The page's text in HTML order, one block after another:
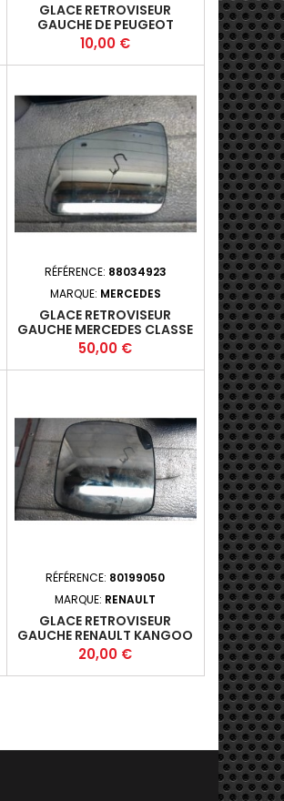
GLACE RETROVISEUR
GAUCHE DE PEUGEOT
PARTNER 1 PHASE 2
Prix
10,00 €
RÉFÉRENCE: 88034923
MARQUE: MERCEDES
GLACE RETROVISEUR
GAUCHE MERCEDES CLASSE
C III (W204) PHASE 1 - 4P
2007-01-2010-12 *
Prix
50,00 €
RÉFÉRENCE: 80199050
MARQUE: RENAULT
GLACE RETROVISEUR
GAUCHE RENAULT KANGOO
II EXPRESS PHASE 2 - 4P
2013-01*
Prix
20,00 €